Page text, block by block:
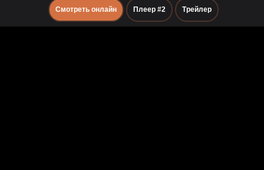
Смотреть онлайн Плеер #2 Трейлер